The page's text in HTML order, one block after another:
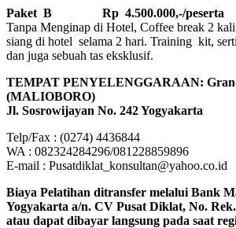
Paket B
Rp 4.500.000,-/peserta
Tanpa Menginap di Hotel, Coffee break 2 kali
siang di hotel selama 2 hari. Training kit,
dan juga sebuah tas eksklusif.
TEMPAT PENYELENGGARAAN:
(MALIOBORO)
Jl. Sosrowijayan No. 242 Yogyakarta
Telp/Fax : (0274) 4436844
WA : 082324284296/081228859896
E-mail : Pusatdiklat_konsultan@yahoo.co.id
Biaya Pelatihan ditransfer melalui Bank
Yogyakarta a/n. CV Pusat Diklat, No. Rek.
atau dapat dibayar langsung pada saat